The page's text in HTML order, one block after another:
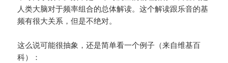
人类大脑对于频率组合的总体解读。这个解读跟乐音的基
频有很大关系，但是不绝对。
这么说可能很抽象，还是简单看一个例子（来自维基百
科）：